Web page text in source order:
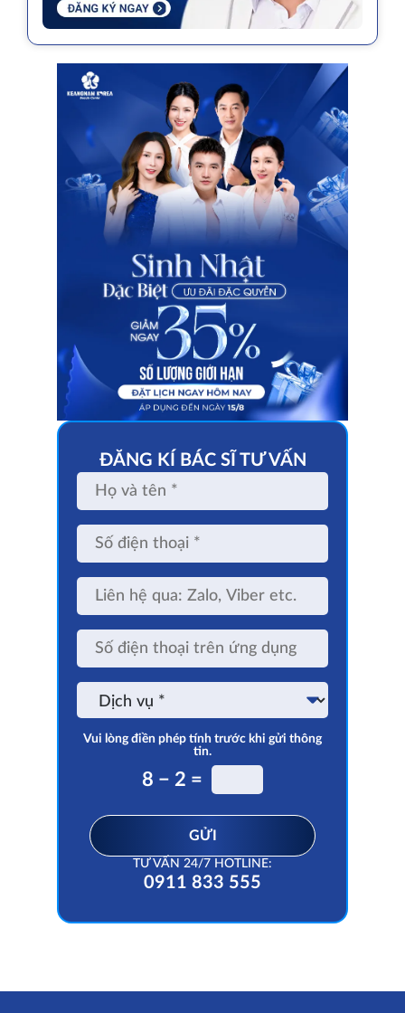
ĐĂNG KÍ BÁC SĨ TƯ VẤN
Họ
tên
Số
điện
thoại
Liên
qua:
Zalo,
Viber
etc.
Số
điện
thoại
trên
ứng
dụng
Dịch
Vui lòng điền phép tính trước khi gửi thông
tin.
8 − 2 =
GỬI
TƯ VẤN 24/7 HOTLINE:
0911 833 555